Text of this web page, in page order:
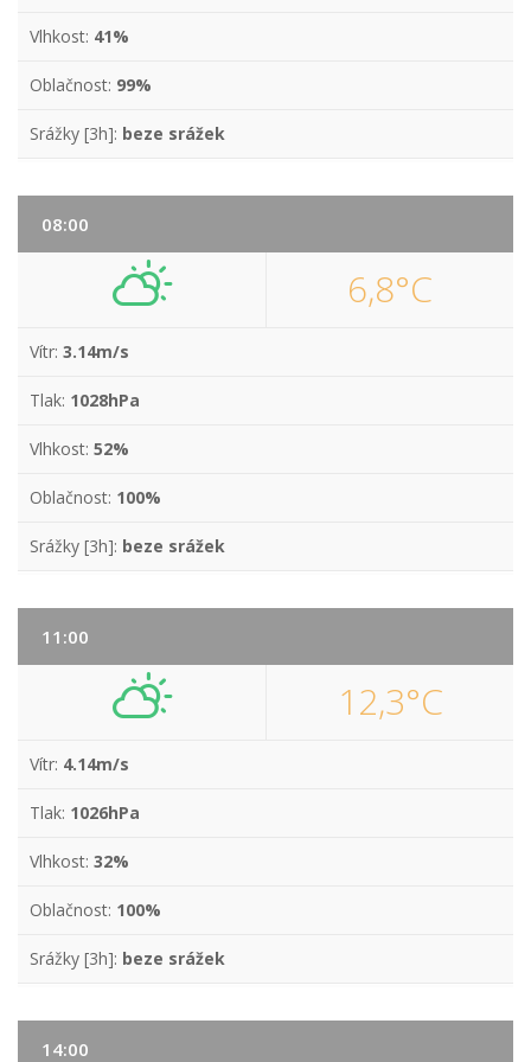
Vlhkost: 41%
Oblačnost: 99%
Srážky [3h]: beze srážek
08:00
6,8°C
Vítr: 3.14m/s
Tlak: 1028hPa
Vlhkost: 52%
Oblačnost: 100%
Srážky [3h]: beze srážek
11:00
12,3°C
Vítr: 4.14m/s
Tlak: 1026hPa
Vlhkost: 32%
Oblačnost: 100%
Srážky [3h]: beze srážek
14:00